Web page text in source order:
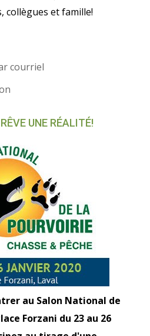
collègues et famille!
courriel
UNE RÉALITÉ!
au Salon National de
Forzani du 23 au 26